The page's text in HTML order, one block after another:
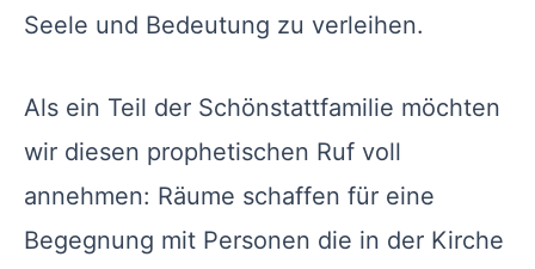
Seele und Bedeutung zu verleihen.
Als ein Teil der Schönstattfamilie möchten
wir diesen prophetischen Ruf voll
annehmen: Räume schaffen für eine
Begegnung mit Personen die in der Kirche